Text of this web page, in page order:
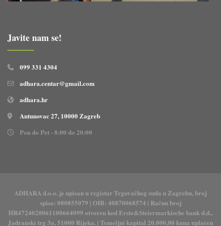
Javite nam se!
099 331 4304
adhara.centar@gmail.com
adhara.hr
Antunovac 27, 10000 Zagreb
Pon do Pet - 8:00 do 20:00
ADHARA d.o.o. je upisan u registar Trgovačkog suda u Zagrebu, broj
spisa: 080855079 | OIB: 40870068574 | Račun broj
HR4724020061100664099 otvoren kod Erste&Steiermarkische bank d.d.,
Jadranski trg 3a, 51000 Rijeka. | Temeljni kapital 20.000,00 kuna uplaćen